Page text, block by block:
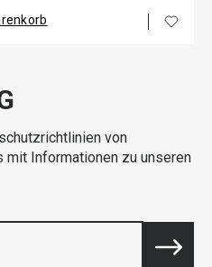
von
mit Informationen zu unseren